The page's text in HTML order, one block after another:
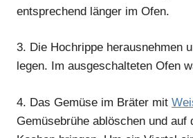
entsprechend länger im Ofen.
3. Die Hochrippe herausnehmen
legen. Im ausgeschalteten Ofen
4. Das Gemüse im Bräter mit
Gemüsebrühe ablöschen und auf